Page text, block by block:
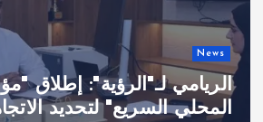
News
الريامي لـ"الرؤية": إطلاق
المحلي السريع" لتحديد